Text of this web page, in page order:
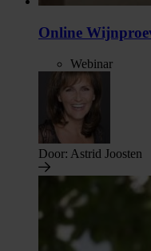
Online
Webinar
Door: Astrid Joosten